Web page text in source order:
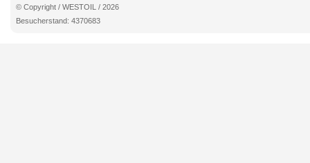
© Copyright / WESTOIL / 2026
Besucherstand: 4370683